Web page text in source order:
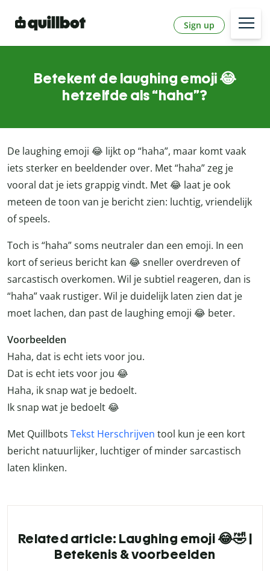
Sign up
Betekent de laughing emoji 😂
hetzelfde als “haha”?
De laughing emoji 😂 lijkt op “haha”, maar komt vaak
iets sterker en beeldender over. Met “haha” zeg je
vooral dat je iets grappig vindt. Met 😂 laat je ook
meteen de toon van je bericht zien: luchtig, vriendelijk
of speels.
Toch is “haha” soms neutraler dan een emoji. In een
kort of serieus bericht kan 😂 sneller overdreven of
sarcastisch overkomen. Wil je subtiel reageren, dan is
“haha” vaak rustiger. Wil je duidelijk laten zien dat je
moet lachen, dan past de laughing emoji 😂 beter.
Voorbeelden
Haha, dat is echt iets voor jou.
Dat is echt iets voor jou 😂
Haha, ik snap wat je bedoelt.
Ik snap wat je bedoelt 😂
Met Quillbots Tekst Herschrijven tool kun je een kort
bericht natuurlijker, luchtiger of minder sarcastisch
laten klinken.
Related article: Laughing emoji 😂🤣 |
Betekenis & voorbeelden